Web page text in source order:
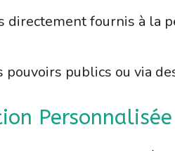
fournis à la
publics ou via